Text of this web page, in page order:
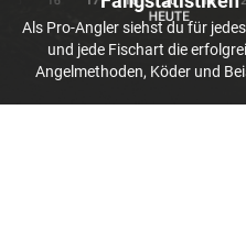
Als Pro-Angler siehst du für
und jede Fischart die
Angelmethoden, Köder und